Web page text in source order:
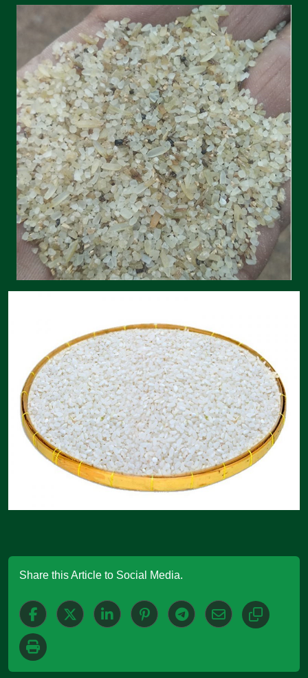
Share this Article to Social Media.